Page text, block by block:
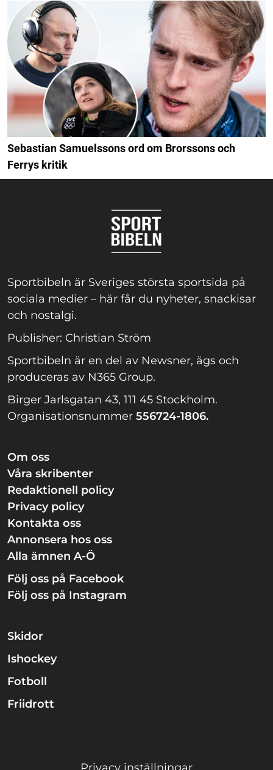
Sebastian Samuelssons ord om Brorssons och
Ferrys kritik
Sportbibeln är Sveriges största sportsida på
sociala medier – här får du nyheter, snackisar
och nostalgi.
Publisher: Christian Ström
Sportbibeln är en del av Newsner, ägs och
produceras av N365 Group.
Birger Jarlsgatan 43, 111 45 Stockholm.
Organisationsnummer 556724-1806.
Om oss
Våra skribenter
Redaktionell policy
Privacy policy
Kontakta oss
Annonsera hos oss
Alla ämnen A-Ö
Följ oss på Facebook
Följ oss på Instagram
Skidor
Ishockey
Fotboll
Friidrott